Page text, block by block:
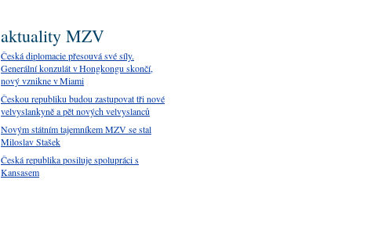
aktuality MZV
Česká diplomacie přesouvá své síly.
Generální konzulát v Hongkongu skončí,
nový vznikne v Miami
Českou republiku budou zastupovat tři nové
velvyslankyně a pět nových velvyslanců
Novým státním tajemníkem MZV se stal
Miloslav Stašek
Česká republika posiluje spolupráci s
Kansasem